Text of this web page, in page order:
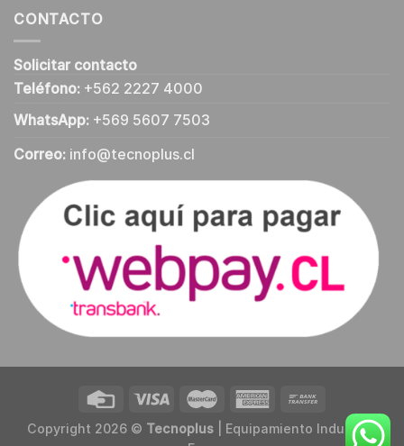
CONTACTO
Solicitar contacto
Teléfono: +562 2227 4000
WhatsApp: +569 5607 7503
Correo: info@tecnoplus.cl
Copyright 2026 © Tecnoplus| Equipamiento Industrial